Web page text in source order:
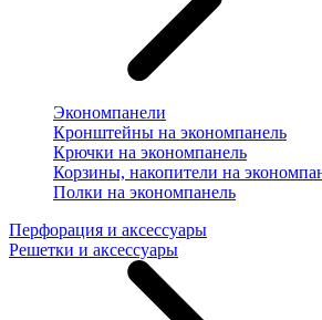
Экономпанели
Кронштейны на экономпанель
Крючки на экономпанель
Корзины, накопители на
Полки на экономпанель
Перфорация и аксессуары
Решетки и аксессуары